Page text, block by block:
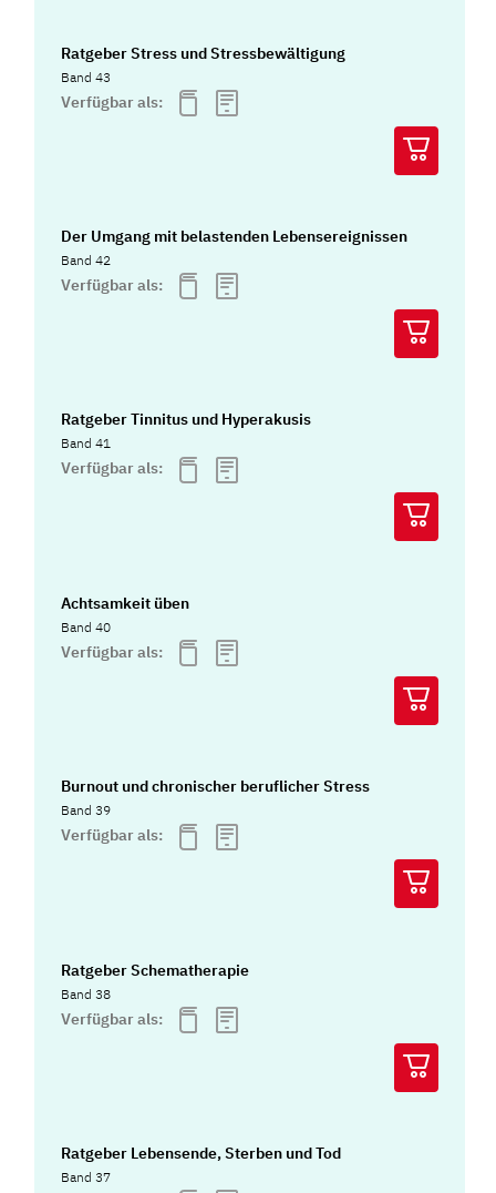
Ratgeber Stress und Stressbewältigung
Band 43
Verfügbar als:
Der Umgang mit belastenden Lebensereignissen
Band 42
Verfügbar als:
Ratgeber Tinnitus und Hyperakusis
Band 41
Verfügbar als:
Achtsamkeit üben
Band 40
Verfügbar als:
Burnout und chronischer beruflicher Stress
Band 39
Verfügbar als:
Ratgeber Schematherapie
Band 38
Verfügbar als:
Ratgeber Lebensende, Sterben und Tod
Band 37